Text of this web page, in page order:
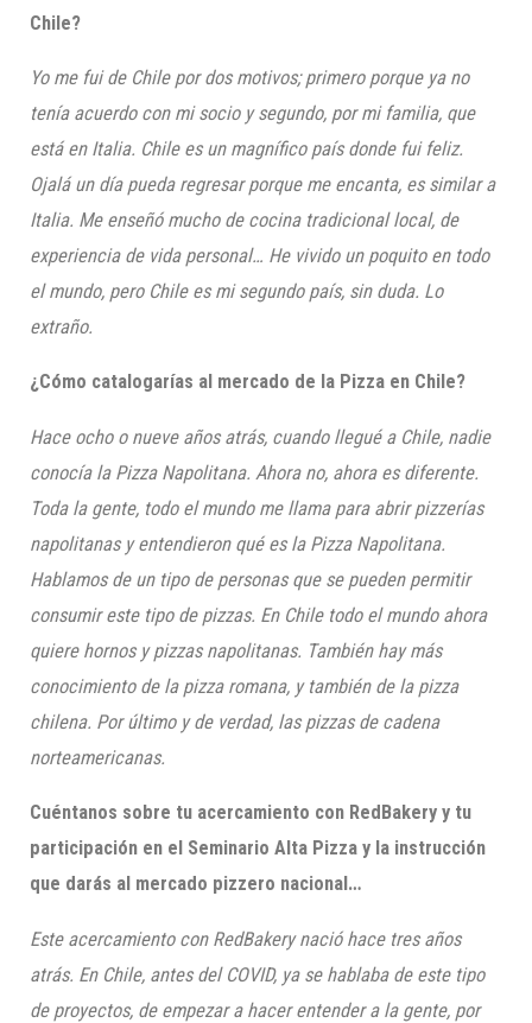
Chile?
Yo me fui de Chile por dos motivos; primero porque ya no
tenía acuerdo con mi socio y segundo, por mi familia, que
está en Italia. Chile es un magnífico país donde fui feliz.
Ojalá un día pueda regresar porque me encanta, es similar a
Italia. Me enseñó mucho de cocina tradicional local, de
experiencia de vida personal… He vivido un poquito en todo
el mundo, pero Chile es mi segundo país, sin duda. Lo
extraño.
¿Cómo catalogarías al mercado de la Pizza en Chile?
Hace ocho o nueve años atrás, cuando llegué a Chile, nadie
conocía la Pizza Napolitana. Ahora no, ahora es diferente.
Toda la gente, todo el mundo me llama para abrir pizzerías
napolitanas y entendieron qué es la Pizza Napolitana.
Hablamos de un tipo de personas que se pueden permitir
consumir este tipo de pizzas. En Chile todo el mundo ahora
quiere hornos y pizzas napolitanas. También hay más
conocimiento de la pizza romana, y también de la pizza
chilena. Por último y de verdad, las pizzas de cadena
norteamericanas.
Cuéntanos sobre tu acercamiento con RedBakery y tu
participación en el Seminario Alta Pizza y la instrucción
que darás al mercado pizzero nacional…
Este acercamiento con RedBakery nació hace tres años
atrás. En Chile, antes del COVID, ya se hablaba de este tipo
de proyectos, de empezar a hacer entender a la gente, por